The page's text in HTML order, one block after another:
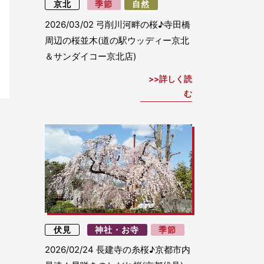
京北 季節 自然
2026/03/02 弓削川河畔の桜♪寺田橋
周辺の桜並木(道の駅ウッディー京北
＆サンダイコー京北店)
詳しく読
む
伏見 神社・お寺 季節
2026/02/24 長建寺の糸桜♪京都市内